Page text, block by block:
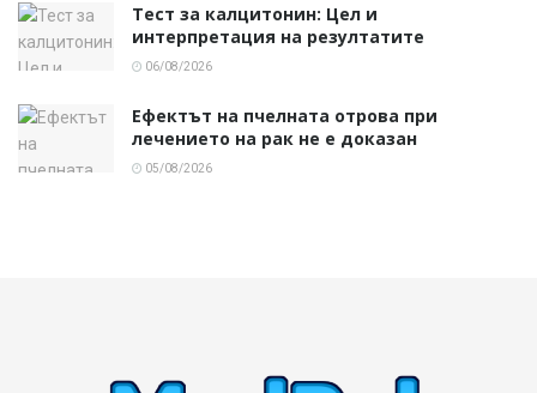
Тест за калцитонин: Цел и
интерпретация на резултатите
06/08/2026
Ефектът на пчелната отрова при
лечението на рак не е доказан
05/08/2026